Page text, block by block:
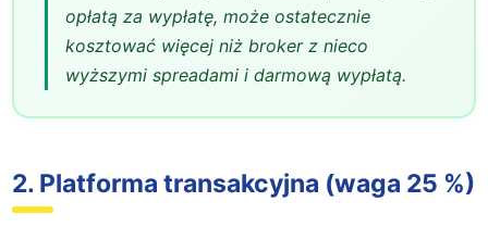
opłatą za wypłatę, może ostatecznie
kosztować więcej niż broker z nieco
wyższymi spreadami i darmową wypłatą.
2. Platforma transakcyjna (waga 25 %)